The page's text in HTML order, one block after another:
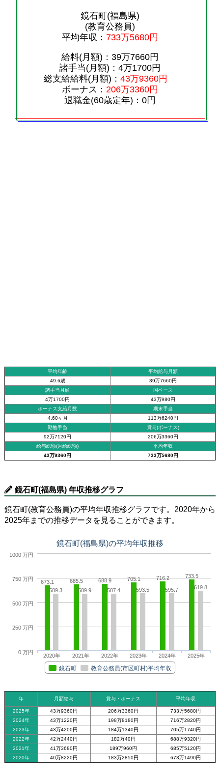
鏡石町(福島県)
(教育公務員)
平均年収： 733万5680円
給料(月額)：39万7660円
諸手当(月額)：4万1700円
総支給給料(月額)： 43万9360円
ボーナス： 206万3360円
退職金(60歳定年)：0円
平均年齢
平均給与月額
49.6歳
39万7660円
諸手当月額
国ベース
4万1700円
43万980円
ボーナス支給月数
期末手当
4.60ヶ月
113万6240円
勤勉手当
賞与(ボーナス)
92万7120円
206万3360円
給与総額(月給総額)
平均年収
43万9360円
733万5680円
鏡石町(福島県) 年収推移グラフ
鏡石町(教育公務員)の平均年収推移グラフです。2020年から
2025年までの推移データを見ることができます。
鏡石町(福島県)の平均年収推移
673.1 685.5 688.9 705.1 716.2 733.5
589.3 589.9 587.4 593.5 595.7 619.8
鏡石町 教育公務員(市区町村)平均年収
2020年 2021年 2022年 2023年 2024年 2025年
0 万円
250 万円
500 万円
750 万円
1000 万円
年 月額給与 賞与・ボーナス 平均年収
2025年 43万9360円 206万3360円
733万5680円
2024年
43万1220円 198万8180円
716万2820円
2023年
43万4200円 184万1340円
705万1740円
2022年
42万2440円 182万40円
688万9320円
2021年
41万3680円 189万960円
685万5120円
2020年
40万8220円 183万2850円 673万1490円